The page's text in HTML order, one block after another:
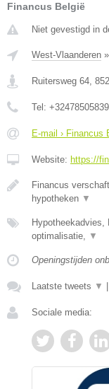
Financus België
Niet gevestigd in
West-Vlaanderen »
Ruitersweg 64,
Tel: +32478505839
E-mail › Financus
Website: https://
Financus
hypotheken ▼
optimalisatie, ▼
Openingstijden
Laatste tweets ▼
Sociale media: